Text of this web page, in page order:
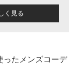
く見る
ったメンズコーデ